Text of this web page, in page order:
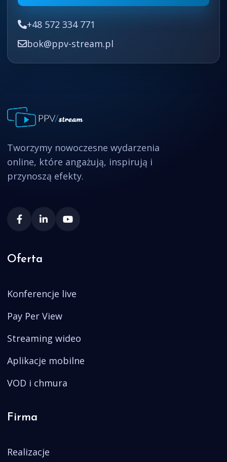
+48 572 334 771
bok@ppv-stream.pl
Tworzymy nowoczesne wydarzenia
online, które angażują, inspirują i
przynoszą efekty.
Oferta
Konferencje live
Pay Per View
Streaming wideo
Aplikacje mobilne
VOD i chmura
Firma
Realizacje